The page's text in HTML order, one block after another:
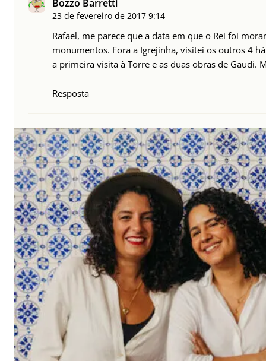
Bozzo Barretti
23 de fevereiro de 2017 9:14
Rafael, me parece que a data em que o Rei foi
monumentos. Fora a Igrejinha, visitei os outros 4
a primeira visita à Torre e as duas obras de Gaudi.
Resposta